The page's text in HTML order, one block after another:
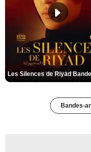
Bandes-